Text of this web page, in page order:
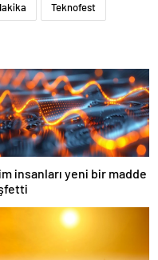
Teknofest
insanları yeni bir madde